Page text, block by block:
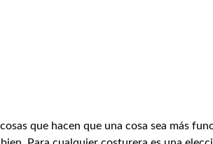
que hacen que una cosa sea más